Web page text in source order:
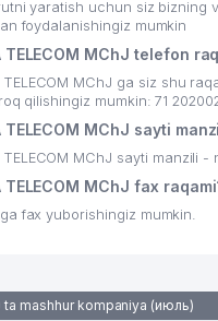
BOOK MChJ
SPA TRIUMF MChJ
NIDERLAND
KONSULLIGI
RESPUBLIKASI
YO'LLARI DAVLAT
yaratish uchun siz bizning
foydalanishingiz mumkin
TELECOM MChJ telefon
TELECOM MChJ ga siz shu
qilishingiz mumkin: 71
TELECOM MChJ sayti
TELECOM MChJ sayti manzili -
TELECOM MChJ fax
fax yuborishingiz mumkin.
ta mashhur kompaniya (июль)